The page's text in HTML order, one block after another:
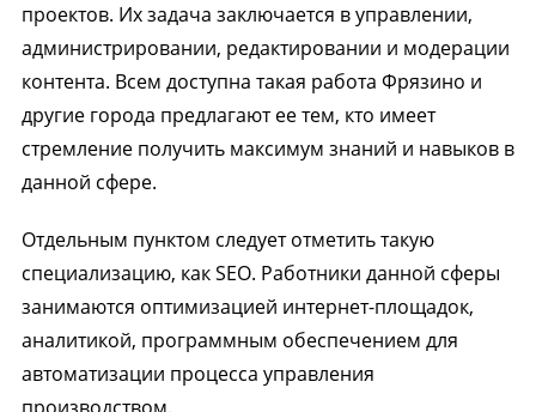
проектов. Их задача заключается в управлении,
администрировании, редактировании и модерации
контента. Всем доступна такая работа Фрязино и
другие города предлагают ее тем, кто имеет
стремление получить максимум знаний и навыков в
данной сфере.
Отдельным пунктом следует отметить такую
специализацию, как SEO. Работники данной сферы
занимаются оптимизацией интернет-площадок,
аналитикой, программным обеспечением для
автоматизации процесса управления